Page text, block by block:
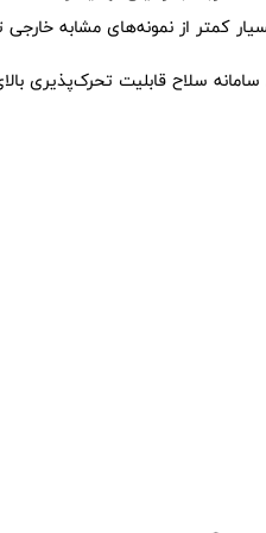
کمتر از نمونه‌های مشابه خارجی
سامانه سلاح قابلیت تحرک‌پذیری